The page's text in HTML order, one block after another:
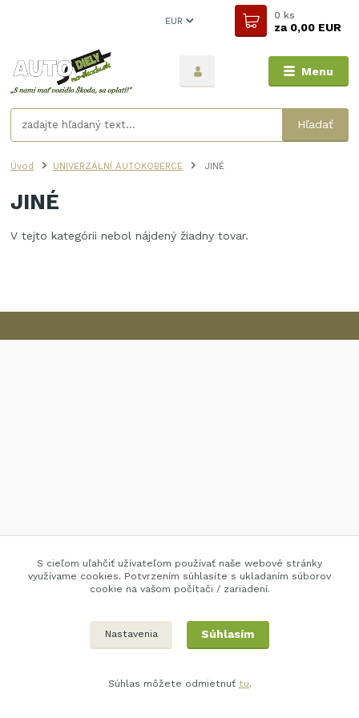
Menu
EUR
Hľadať
0 ks
za0,00 EUR
Úvod UNIVERZÁLNÍ AUTOKOBERCE JINÉ
JINÉ
V tejto kategórii nebol nájdený žiadny tovar.
S cieľom uľahčiť užívateľom používať naše webové stránky
využívame cookies. Potvrzením súhlasíte s ukladaním súborov
cookie na vašom počítači / zariadení.
Nastavenia Súhlasím
Súhlas môžete odmietnuť tu.